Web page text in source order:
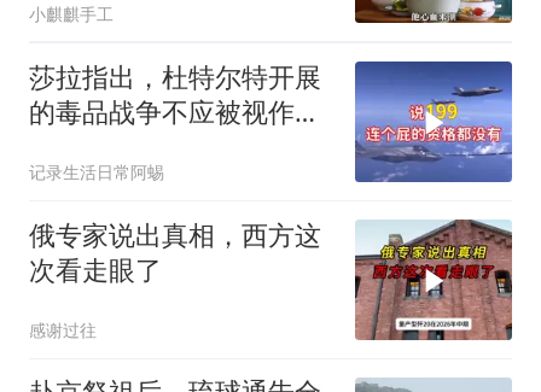
小麒麒手工
莎拉指出，杜特尔特开展
的毒品战争不应被视作反
波扩大
记录生活日常阿蜴
俄专家说出真相，西方这
次看走眼了
感谢过往